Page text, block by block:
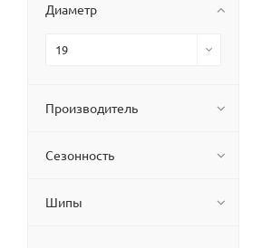
Диаметр
19
Производитель
Сезонность
Шипы